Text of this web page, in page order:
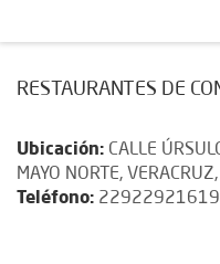
RESTAURANTES DE
Ubicación: CALLE
MAYO NORTE,
Teléfono: 22922921619